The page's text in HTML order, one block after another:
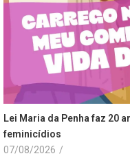
Lei Maria da Penha faz 20
feminicídios
07/08/2026 /